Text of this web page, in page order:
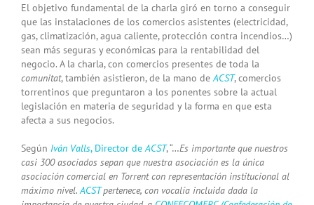
El objetivo fundamental de la charla giró en torno a conseguir
que las instalaciones de los comercios asistentes (electricidad,
gas, climatización, agua caliente, protección contra incendios…)
sean más seguras y económicas para la rentabilidad del
negocio. A la charla, con comercios presentes de toda la
comunitat, también asistieron, de la mano de ACST, comercios
torrentinos que preguntaron a los ponentes sobre la actual
legislación en materia de seguridad y la forma en que esta
afecta a sus negocios.
Según Iván Valls, Director de ACST, “…Es importante que nuestros
casi 300 asociados sepan que nuestra asociación es la única
asociación comercial en Torrent con representación institucional al
máximo nivel. ACSTpertenece, con vocalía incluida dada la